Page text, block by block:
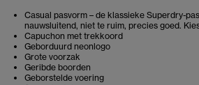
Casual pasvorm – de klassieke Superdry-
nauwsluitend, niet te ruim, precies goed.
Capuchon met trekkoord
Geborduurd neonlogo
Grote voorzak
Geribde boorden
Geborstelde voering